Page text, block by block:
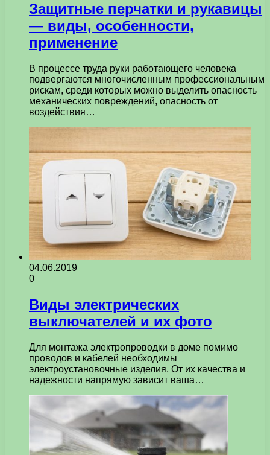
Защитные перчатки и рукавицы
— виды, особенности,
применение
В процессе труда руки работающего человека
подвергаются многочисленным профессиональным
рискам, среди которых можно выделить опасность
механических повреждений, опасность от
воздействия…
04.06.2019
0
Виды электрических
выключателей и их фото
Для монтажа электропроводки в доме помимо
проводов и кабелей необходимы
электроустановочные изделия. От их качества и
надежности напрямую зависит ваша…